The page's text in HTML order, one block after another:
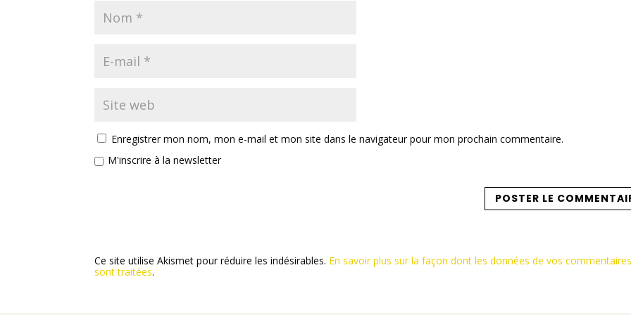
Enregistrer mon nom, mon e-mail et mon site dans le navigateur pour mon prochain commentaire.
M'inscrire à la newsletter
Ce site utilise Akismet pour réduire les indésirables. En savoir plus sur la façon dont les données de vos
sont traitées.